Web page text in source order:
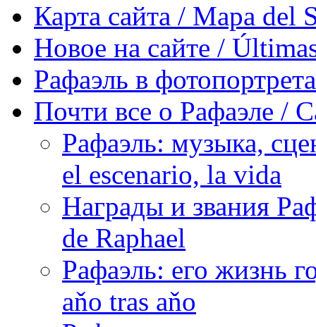
Карта сайта / Mapa del
Новое на сайте /
Рафаэль в
Почти все о Рафаэле /
Рафаэль: музыка,
el escenario, la vida
Награды и звания
de Raphael
Рафаэль: его жизнь
aňo tras aňo